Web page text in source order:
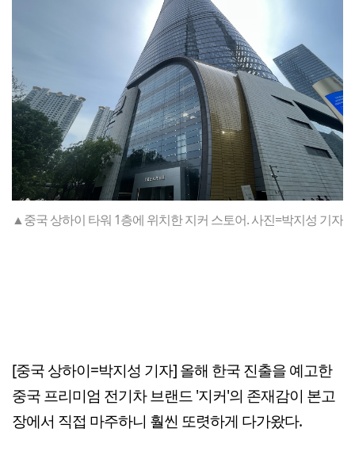
▲중국 상하이 타워 1층에 위치한 지커 스토어. 사진=박지성 기자
[중국 상하이=박지성 기자] 올해 한국 진출을 예고한
중국 프리미엄 전기차 브랜드 '지커'의 존재감이 본고
장에서 직접 마주하니 훨씬 또렷하게 다가왔다.